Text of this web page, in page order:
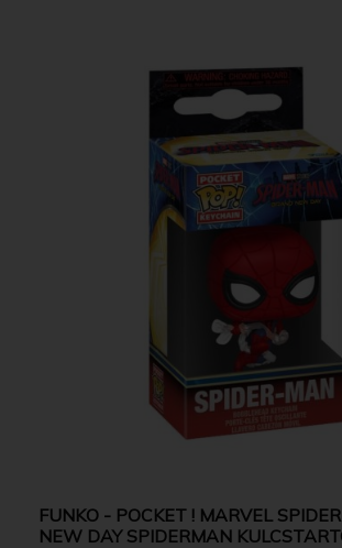
FUNKO - POCKET ! MARVEL
NEW DAY SPIDERMAN